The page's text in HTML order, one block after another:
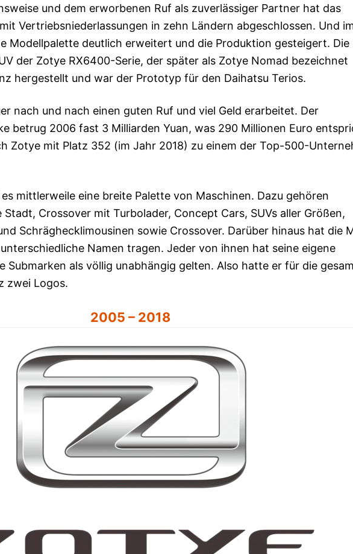
und dem erworbenen Ruf als zuverlässiger Partner hat das
Vertriebsniederlassungen in zehn Ländern abgeschlossen. Und
Modellpalette deutlich erweitert und die Produktion gesteigert. Die
der Zotye RX6400-Serie, der später als Zotye Nomad bezeichnet
hergestellt und war der Prototyp für den Daihatsu Terios.
nach und nach einen guten Ruf und viel Geld erarbeitet. Der
betrug 2006 fast 3 Milliarden Yuan, was 290 Millionen Euro
Zotye mit Platz 352 (im Jahr 2018) zu einem der Top-500-
mittlerweile eine breite Palette von Maschinen. Dazu gehören
Crossover mit Turbolader, Concept Cars, SUVs aller Größen,
Schräghecklimousinen sowie Crossover. Darüber hinaus hat die
Namen tragen. Jeder von ihnen hat seine eigene
Submarken als völlig unabhängig gelten. Also hatte er für die
zwei Logos.
2005 – 2018